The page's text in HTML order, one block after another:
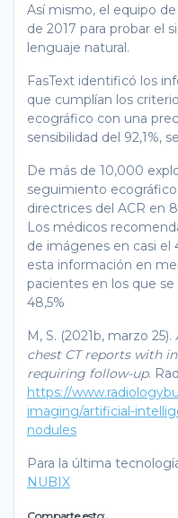
Así mismo, el equipo
de 2017 para probar el
lenguaje natural.
FasText identificó los
que cumplían los
ecográfico con una
sensibilidad del 92,1%,
De más de 10,000
seguimiento
directrices del ACR en
Los médicos
de imágenes en casi el
esta información en
pacientes en los que
48,5%
M, S. (2021b, marzo 25).
chest CT reports with
requiring follow-up.
https://
imaging/artificial-
nodules
Para la última
NUBIX